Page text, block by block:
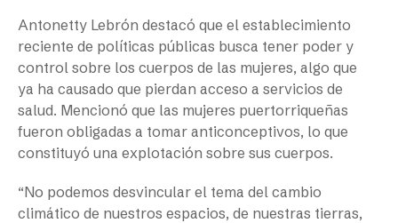
Antonetty Lebrón destacó que el establecimiento
reciente de políticas públicas busca tener poder y
control sobre los cuerpos de las mujeres, algo que
ya ha causado que pierdan acceso a servicios de
salud. Mencionó que las mujeres puertorriqueñas
fueron obligadas a tomar anticonceptivos, lo que
constituyó una explotación sobre sus cuerpos.
“No podemos desvincular el tema del cambio
climático de nuestros espacios, de nuestras tierras,